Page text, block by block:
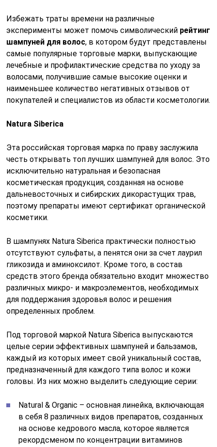
Избежать траты времени на различные
эксперименты может помочь символический рейтинг
шампуней для волос, в котором будут представлены
самые популярные торговые марки, выпускающие
лечебные и профилактические средства по уходу за
волосами, получившие самые высокие оценки и
наименьшее количество негативных отзывов от
покупателей и специалистов из области косметологии.
Natura Siberica
Эта российская торговая марка по праву заслужила
честь открывать топ лучших шампуней для волос. Это
исключительно натуральная и безопасная
косметическая продукция, созданная на основе
дальневосточных и сибирских дикорастущих трав,
поэтому препараты имеют сертификат органической
косметики.
В шампунях Natura Siberica практически полностью
отсутствуют сульфаты, а пенятся они за счет лаурил
гликозида и аминоксилот. Кроме того, в состав
средств этого бренда обязательно входит множество
различных микро- и макроэлементов, необходимых
для поддержания здоровья волос и решения
определенных проблем.
Под торговой маркой Natura Siberica выпускаются
целые серии эффективных шампуней и бальзамов,
каждый из которых имеет свой уникальный состав,
предназначенный для каждого типа волос и кожи
головы. Из них можно выделить следующие серии:
Natural & Organic – основная линейка, включающая
в себя 8 различных видов препаратов, созданных
на основе кедрового масла, которое является
рекордсменом по концентрации витаминов